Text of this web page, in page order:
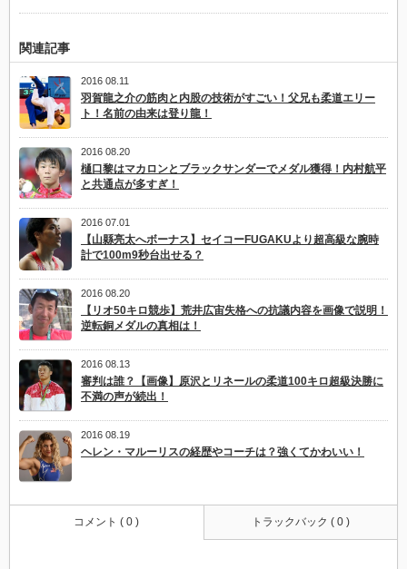
関連記事
2016 08.11
羽賀龍之介の筋肉と内股の技術がすごい！父兄も柔道エリー
ト！名前の由来は登り龍！
2016 08.20
樋口黎はマカロンとブラックサンダーでメダル獲得！内村航平
と共通点が多すぎ！
2016 07.01
【山縣亮太へボーナス】セイコーFUGAKUより超高級な腕時
計で100m9秒台出せる？
2016 08.20
【リオ50キロ競歩】荒井広宙失格への抗議内容を画像で説明！
逆転銅メダルの真相は！
2016 08.13
審判は誰？【画像】原沢とリネールの柔道100キロ超級決勝に
不満の声が続出！
2016 08.19
ヘレン・マルーリスの経歴やコーチは？強くてかわいい！
コメント ( 0 ) トラックバック ( 0 )